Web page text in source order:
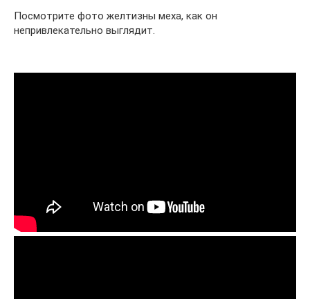
Посмотрите фото желтизны меха, как он
непривлекательно выглядит.